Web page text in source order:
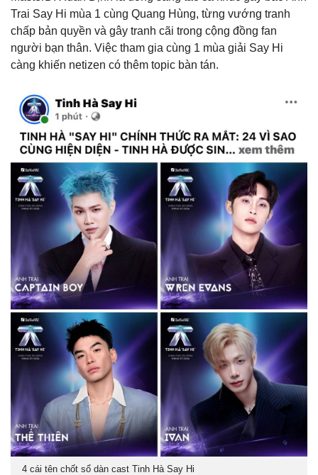
Trai Say Hi mùa 1 cùng Quang Hùng, từng vướng tranh
chấp bản quyền và gây tranh cãi trong cộng đồng fan
người bạn thân. Việc tham gia cùng 1 mùa giải Say Hi
càng khiến netizen có thêm topic bàn tán.
4 cái tên chốt sổ dàn cast Tinh Hà Say Hi